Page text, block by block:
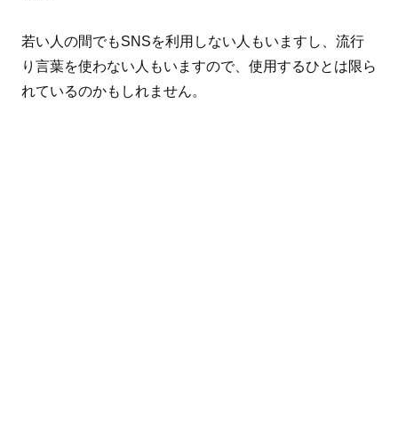
若い人の間でもSNSを利用しない人もいますし、流行
り言葉を使わない人もいますので、使用するひとは限ら
れているのかもしれません。